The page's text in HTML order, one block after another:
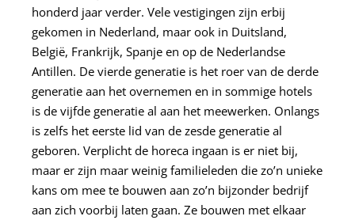
honderd jaar verder. Vele vestigingen zijn erbij
gekomen in Nederland, maar ook in Duitsland,
België, Frankrijk, Spanje en op de Nederlandse
Antillen. De vierde generatie is het roer van de derde
generatie aan het overnemen en in sommige hotels
is de vijfde generatie al aan het meewerken. Onlangs
is zelfs het eerste lid van de zesde generatie al
geboren. Verplicht de horeca ingaan is er niet bij,
maar er zijn maar weinig familieleden die zo’n unieke
kans om mee te bouwen aan zo’n bijzonder bedrijf
aan zich voorbij laten gaan. Ze bouwen met elkaar